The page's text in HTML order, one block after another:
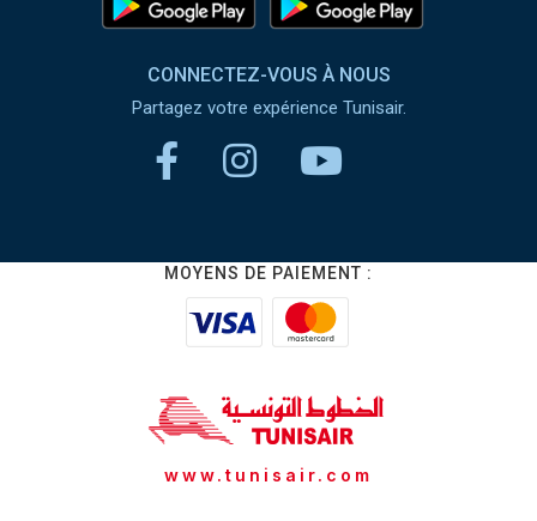
CONNECTEZ-VOUS À NOUS
Partagez votre expérience Tunisair.
MOYENS DE PAIEMENT :
www.tunisair.com